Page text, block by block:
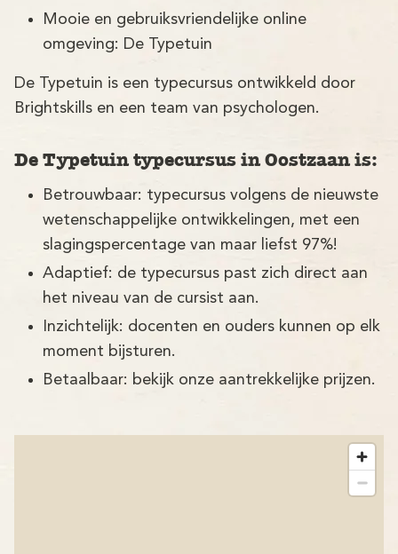
Mooie en gebruiksvriendelijke online
omgeving: De Typetuin
De Typetuin is een typecursus ontwikkeld door
Brightskills en een team van psychologen.
De Typetuin typecursus in Oostzaan is:
Betrouwbaar: typecursus volgens de nieuwste
wetenschappelijke ontwikkelingen, met een
slagingspercentage van maar liefst 97%!
Adaptief: de typecursus past zich direct aan
het niveau van de cursist aan.
Inzichtelijk: docenten en ouders kunnen op elk
moment bijsturen.
Betaalbaar: bekijk onze aantrekkelijke prijzen.